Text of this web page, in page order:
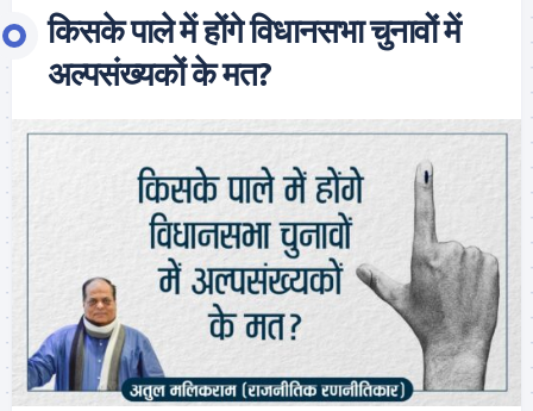
किसके पाले में होंगे विधानसभा चुनावों में
अल्पसंख्यकों के मत?